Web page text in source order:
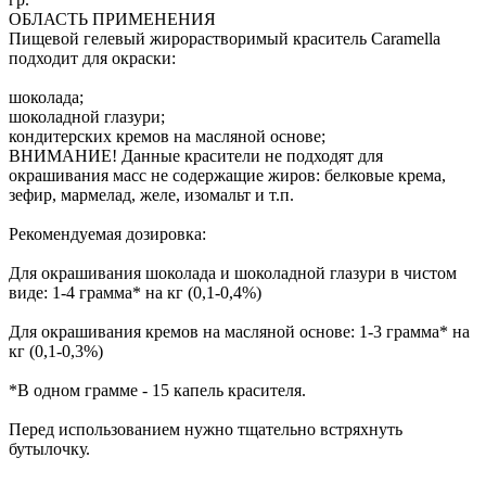
ОБЛАСТЬ ПРИМЕНЕНИЯ
Пищевой гелевый жирорастворимый краситель Caramella
подходит для окраски:
шоколада;
шоколадной глазури;
кондитерских кремов на масляной основе;
ВНИМАНИЕ! Данные красители не подходят для
окрашивания масс не содержащие жиров: белковые крема,
зефир, мармелад, желе, изомальт и т.п.
Рекомендуемая дозировка:
Для окрашивания шоколада и шоколадной глазури в чистом
виде: 1-4 грамма* на кг (0,1-0,4%)
Для окрашивания кремов на масляной основе: 1-3 грамма* на
кг (0,1-0,3%)
*В одном грамме - 15 капель красителя.
Перед использованием нужно тщательно встряхнуть
бутылочку.